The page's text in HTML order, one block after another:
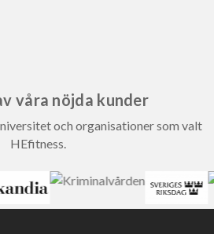
våra nöjda kunder
och organisationer som valt
HEfitness.